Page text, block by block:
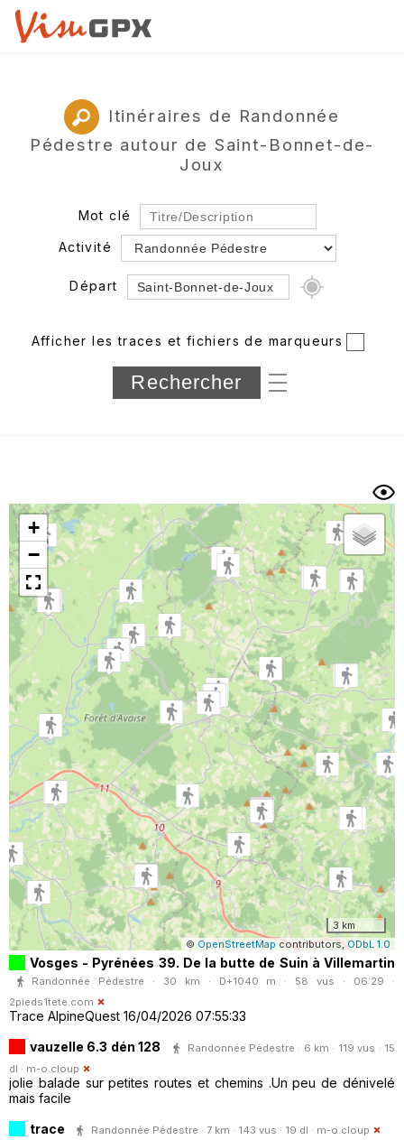
Itinéraires de Randonnée
Pédestre autour de Saint-Bonnet-de-
Joux
Mot clé
Activité
Départ
Département
Longueur min/max
Trier par
Horodatage Photos
Afficher les traces et fichiers de marqueurs
+
−
3 km
© OpenStreetMap contributors,ODbL 1.0
Vosges - Pyrénées 39. De la butte de Suin à Villemartin
Randonnée Pédestre · 30 km · D+1040 m · 58 vus · 06:29 ·
2pieds1tete.com
Trace AlpineQuest 16/04/2026 07:55:33
vauzelle 6.3 dén 128
Randonnée Pédestre · 6 km · 119 vus · 15
dl · m-o.cloup
jolie balade sur petites routes et chemins .Un peu de dénivelé
mais facile
trace
Randonnée Pédestre · 7 km · 143 vus · 19 dl · m-o.cloup